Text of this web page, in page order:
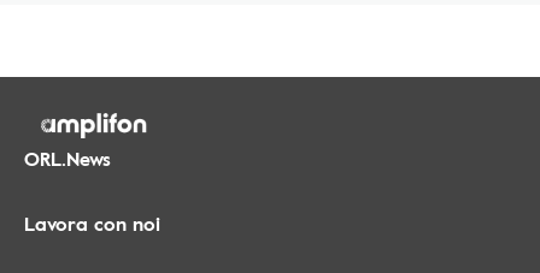
ORL.News
Lavora con noi